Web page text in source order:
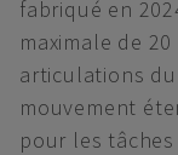
fabriqué en
maximale de
articulations
mouvement
pour les